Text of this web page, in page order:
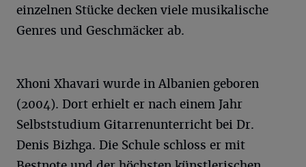
einzelnen Stücke decken viele musikalische
Genres und Geschmäcker ab.
Xhoni Xhavari wurde in Albanien geboren
(2004). Dort erhielt er nach einem Jahr
Selbststudium Gitarrenunterricht bei Dr.
Denis Bizhga. Die Schule schloss er mit